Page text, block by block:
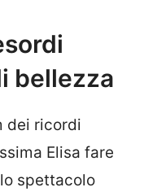
bellezza
dei ricordi
Elisa fare
spettacolo